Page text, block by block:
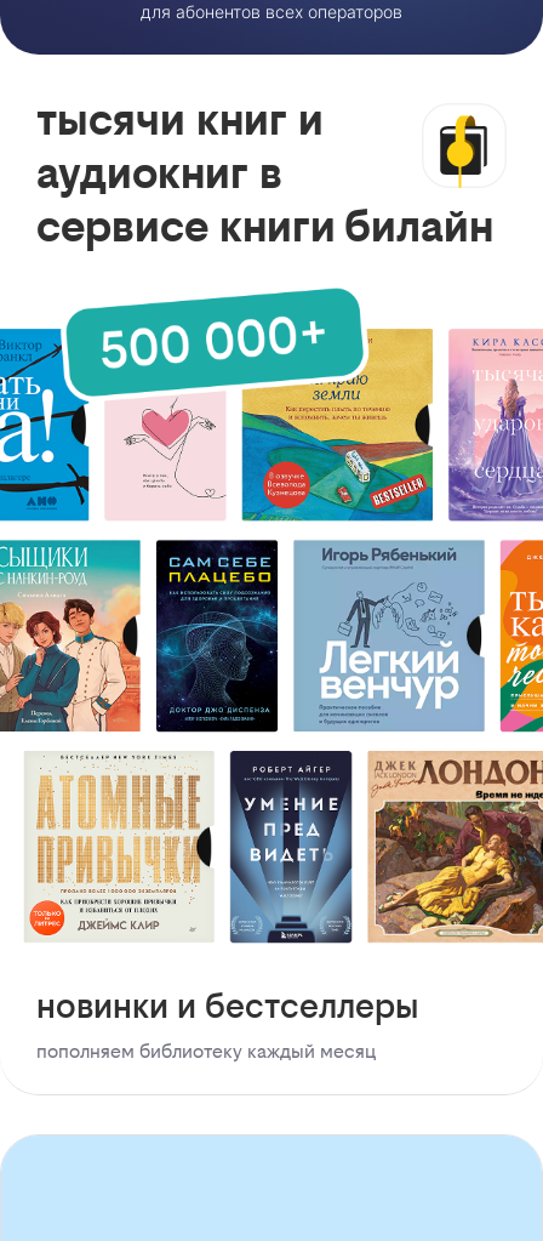
для абонентов всех операторов
тысячи книг и
аудиокниг в
сервисе книги билайн
новинки и бестселлеры
пополняем библиотеку каждый месяц